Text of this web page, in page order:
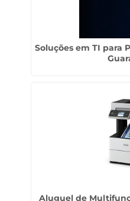
Soluções em TI para
Aluguel de